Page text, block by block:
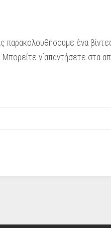
παρακολουθήσουμε ένα
ν΄απαντήσετε στα